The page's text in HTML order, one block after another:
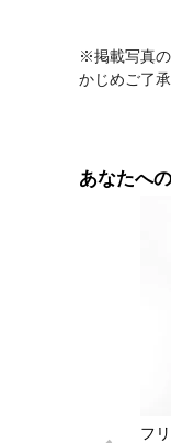
※掲載写真
かじめご了承
あなたへ
フ